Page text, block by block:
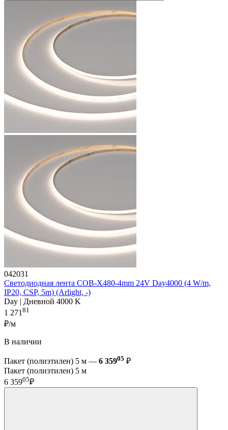
042031
Светодиодная лента COB-X480-4mm 24V Day4000 (4 W/m,
IP20, CSP, 5m) (Arlight, -)
Day | Дневной 4000 K
1 27181
₽/м
В наличии
Пакет (полиэтилен) 5 м — 6 35905 ₽
Пакет (полиэтилен) 5 м
6 35905₽